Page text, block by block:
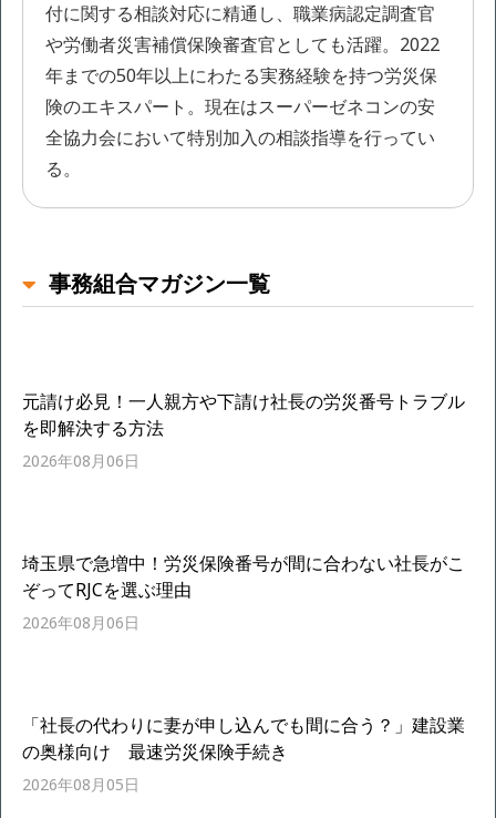
付に関する相談対応に精通し、職業病認定調査官
や労働者災害補償保険審査官としても活躍。2022
年までの50年以上にわたる実務経験を持つ労災保
険のエキスパート。現在はスーパーゼネコンの安
全協力会において特別加入の相談指導を行ってい
る。
事務組合マガジン一覧
元請け必見！一人親方や下請け社長の労災番号トラブル
を即解決する方法
2026年08月06日
埼玉県で急増中！労災保険番号が間に合わない社長がこ
ぞってRJCを選ぶ理由
2026年08月06日
「社長の代わりに妻が申し込んでも間に合う？」建設業
の奥様向け 最速労災保険手続き
2026年08月05日